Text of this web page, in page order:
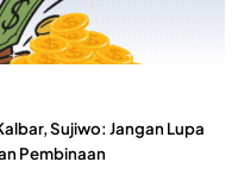
Sujiwo: Jangan Lupa
Pembinaan